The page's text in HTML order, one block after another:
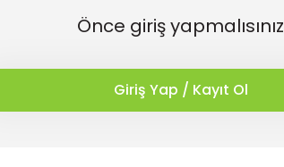
Önce giriş yapmalısınız
Giriş Yap / Kayıt Ol